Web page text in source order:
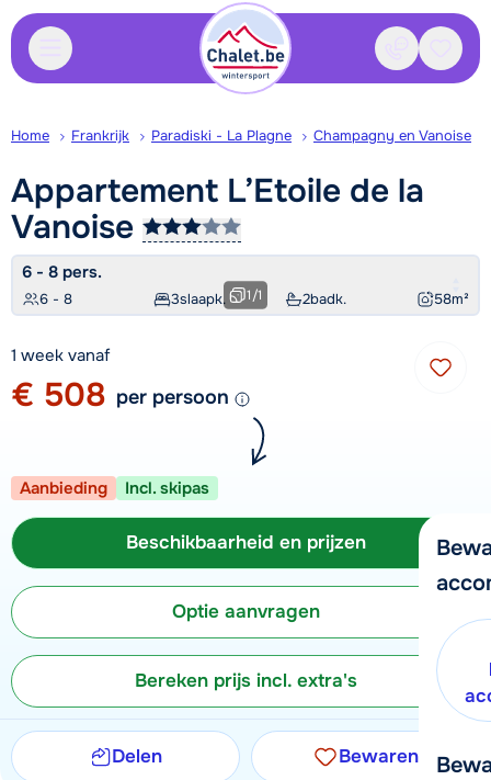
Contact
Home Frankrijk Paradiski - La Plagne Champagny en Vanoise
Appartement L’Etoile de la
Vanoise
6 - 8 pers.
6 - 8 3slaapk. 2badk. 58m²
1/1
1 week vanaf
€ 508 per persoon
Aanbieding Incl. skipas
Beschikbaarheid en prijzen
Optie aanvragen
Bereken prijs incl. extra's
Delen Bewaren